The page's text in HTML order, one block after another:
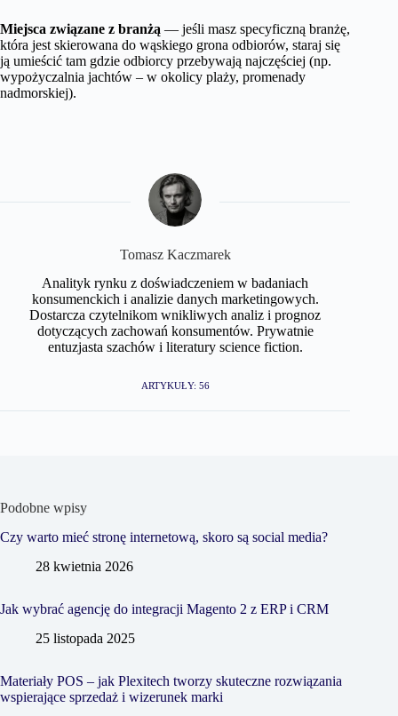
Miejsca związane z branżą — jeśli masz specyficzną branżę,
która jest skierowana do wąskiego grona odbiorów, staraj się
ją umieścić tam gdzie odbiorcy przebywają najczęściej (np.
wypożyczalnia jachtów – w okolicy plaży, promenady
nadmorskiej).
Tomasz Kaczmarek
Analityk rynku z doświadczeniem w badaniach
konsumenckich i analizie danych marketingowych.
Dostarcza czytelnikom wnikliwych analiz i prognoz
dotyczących zachowań konsumentów. Prywatnie
entuzjasta szachów i literatury science fiction.
ARTYKUŁY: 56
Podobne wpisy
Czy warto mieć stronę internetową, skoro są social media?
28 kwietnia 2026
Jak wybrać agencję do integracji Magento 2 z ERP i CRM
25 listopada 2025
Materiały POS – jak Plexitech tworzy skuteczne rozwiązania
wspierające sprzedaż i wizerunek marki